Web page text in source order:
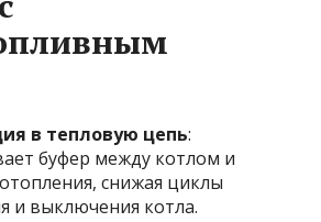
в тепловую цепь:
буфер между котлом и
снижая циклы
и выключения котла.